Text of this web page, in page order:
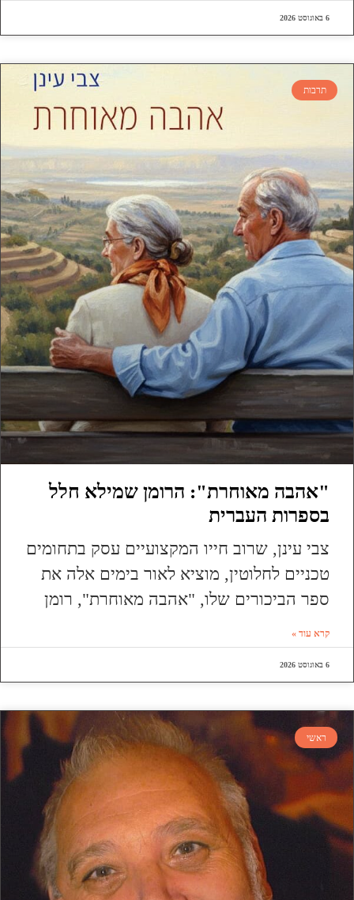
6 באוגוסט 2026
תרבות
"אהבה מאוחרת": הרומן שמילא חלל
בספרות העברית
צבי עינן, שרוב חייו המקצועיים עסק בתחומים
טכניים לחלוטין, מוציא לאור בימים אלה את
ספר הביכורים שלו, "אהבה מאוחרת", רומן
קרא עוד »
6 באוגוסט 2026
ראשי